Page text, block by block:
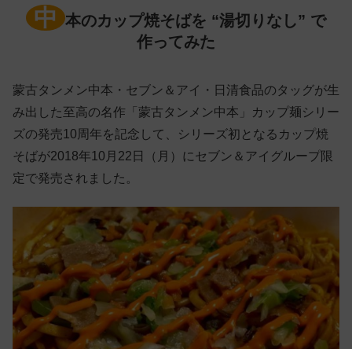
中 本のカップ焼そばを “湯切りなし” で
作ってみた
蒙古タンメン中本・セブン＆アイ・日清食品のタッグが生
み出した至高の名作「蒙古タンメン中本」カップ麺シリー
ズの発売10周年を記念して、シリーズ初となるカップ焼
そばが2018年10月22日（月）にセブン＆アイグループ限
定で発売されました。